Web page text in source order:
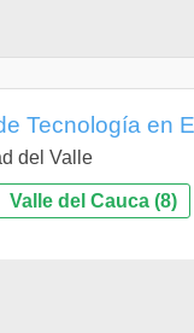
Tecnología en
del Valle
Valle del Cauca (8)